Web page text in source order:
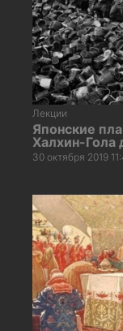
Лекции
Японские
Халхин-Гола
30 октября 2019